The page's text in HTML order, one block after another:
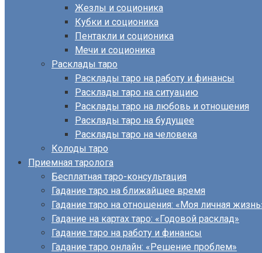
Жезлы и соционика
Кубки и соционика
Пентакли и соционика
Мечи и соционика
Расклады таро
Расклады таро на работу и финансы
Расклады таро на ситуацию
Расклады таро на любовь и отношения
Расклады таро на будущее
Расклады таро на человека
Колоды таро
Приемная таролога
Бесплатная таро-консультация
Гадание таро на ближайшее время
Гадание таро на отношения: «Моя личная
Гадание на картах таро: «Годовой расклад»
Гадание таро на работу и финансы
Гадание таро онлайн: «Решение проблем»